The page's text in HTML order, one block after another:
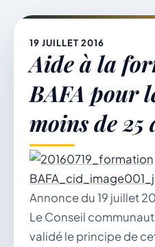
Mairie & Vie
Démarches & Vie
Vie locale &
19 JUILLET 2016
Aide à la
BAFA pour
moins de 25
Annonce du 19 juillet
Le Conseil
validé le principe de